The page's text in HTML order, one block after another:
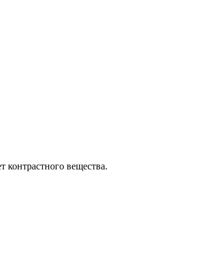
контрастного вещества.